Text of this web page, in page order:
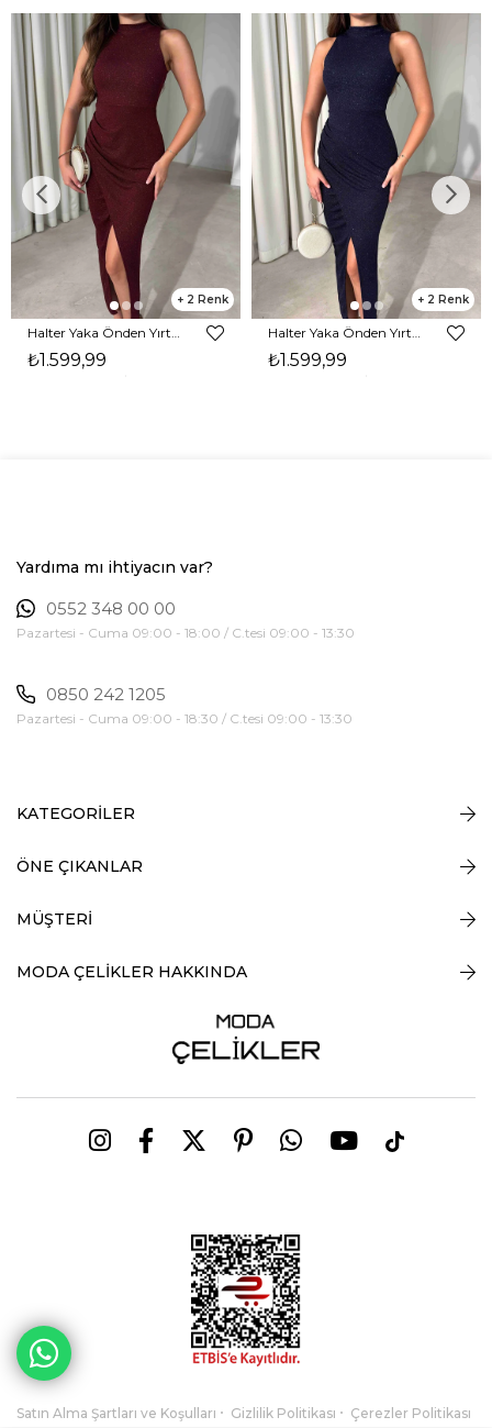
2
₺1.599,99
2
₺1.599,99
Yardıma mı ihtiyacın var?
0552 348 00 00
Pazartesi - Cuma 09:00 - 18:00 / C.tesi 09:00 - 13:30
0850 242 1205
Pazartesi - Cuma 09:00 - 18:30 / C.tesi 09:00 - 13:30
KATEGORİLER
ÖNE ÇIKANLAR
MÜŞTERİ
MODA ÇELİKLER HAKKINDA
Satın Alma Şartları ve Koşulları Gizlilik Politikası Çerezler Politikası